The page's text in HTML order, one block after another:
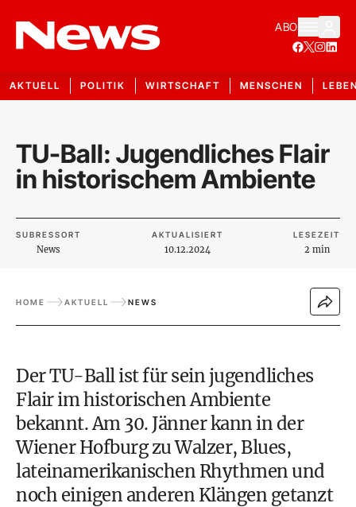
ABO
AKTUELL POLITIK WIRTSCHAFT MENSCHEN
TU-Ball: Jugendliches Flair
in historischem Ambiente
SUBRESSORT
News
AKTUALISIERT
10.12.2024
LESEZEIT
2 min
HOME AKTUELL NEWS
Der TU-Ball ist für sein jugendliches
Flair im historischen Ambiente
bekannt. Am 30. Jänner kann in der
Wiener Hofburg zu Walzer, Blues,
lateinamerikanischen Rhythmen und
noch einigen anderen Klängen getanzt